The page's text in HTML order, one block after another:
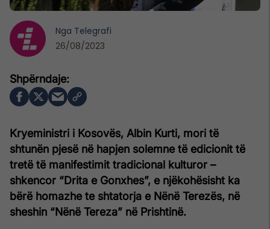
Kryeministri i Kosovës, Albin Kurti, mori të
shtunën pjesë në hapjen solemne të edicionit të
tretë të manifestimit tradicional kulturor –
shkencor “Drita e Gonxhes”, e njëkohësisht ka
bërë homazhe te shtatorja e Nënë Terezës, në
sheshin “Nënë Tereza” në Prishtinë.
Nga Telegrafi
26/08/2023